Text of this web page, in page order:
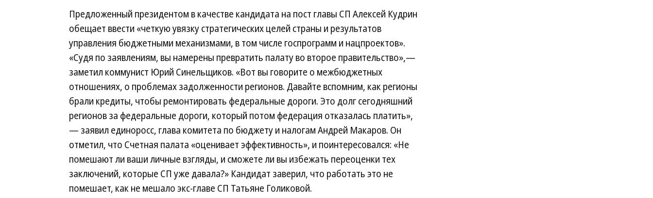
Предложенный президентом в качестве кандидата на пост главы СП Алексей Кудрин
обещает ввести «четкую увязку стратегических целей страны и результатов
управления бюджетными механизмами, в том числе госпрограмм и нацпроектов».
«Судя по заявлениям, вы намерены превратить палату во второе правительство»,—
заметил коммунист Юрий Синельщиков. «Вот вы говорите о межбюджетных
отношениях, о проблемах задолженности регионов. Давайте вспомним, как регионы
брали кредиты, чтобы ремонтировать федеральные дороги. Это долг сегодняшний
регионов за федеральные дороги, который потом федерация отказалась платить»,
— заявил единоросс, глава комитета по бюджету и налогам Андрей Макаров. Он
отметил, что Счетная палата «оценивает эффективность», и поинтересовался: «Не
помешают ли ваши личные взгляды, и сможете ли вы избежать переоценки тех
заключений, которые СП уже давала?» Кандидат заверил, что работать это не
помешает, как не мешало экс-главе СП Татьяне Голиковой.